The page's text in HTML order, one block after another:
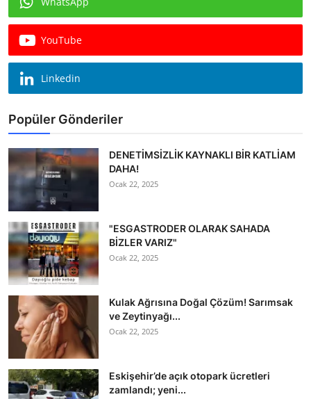
Köşe Yazısı
Dernek
Galeri
E-GAZETE
YouTube
Linkedin
Popüler Gönderiler
DENETİMSİZLİK KAYNAKLI BİR KATLİAM
DAHA!
Ocak 22, 2025
"ESGASTRODER OLARAK SAHADA
BİZLER VARIZ"
Ocak 22, 2025
Kulak Ağrısına Doğal Çözüm! Sarımsak
ve Zeytinyağı...
Ocak 22, 2025
Eskişehir’de açık otopark ücretleri
zamlandı; yeni...